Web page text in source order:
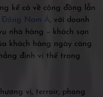
kể cả về cộng đồng lẫn
Đông Nam Á, với doanh
nhà hàng – khách sạn
khách hàng ngày càng
định vị thế trong
vị, terroir, phong